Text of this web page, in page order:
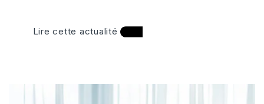
Lire cette actualité